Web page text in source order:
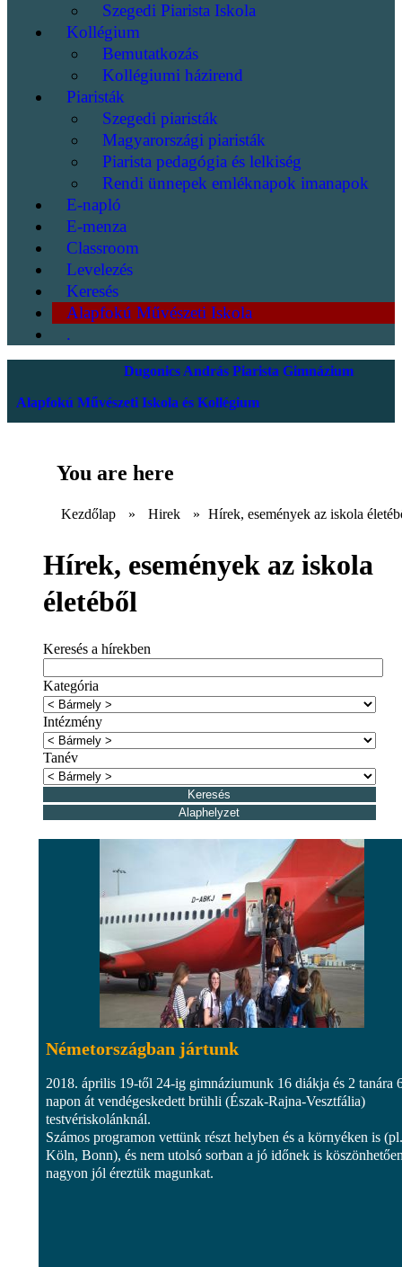
Szegedi Piarista Iskola
Kollégium
Bemutatkozás
Kollégiumi házirend
Piaristák
Szegedi piaristák
Magyarországi piaristák
Piarista pedagógia és lelkiség
Rendi ünnepek emléknapok imanapok
E-napló
E-menza
Classroom
Levelezés
Keresés
Alapfokú Művészeti Iskola
.
Dugonics András Piarista Gimnázium
Alapfokú Művészeti Iskola és Kollégium
You are here
Kezdőlap » Hirek » Hírek, események az iskola
Hírek, események az iskola
életéből
Keresés a hírekben
Kategória
Intézmény
Tanév
Németországban jártunk
2018. április 19-től 24-ig gimnáziumunk 16 diákja és 2 tanára
napon át vendégeskedett brühli (Észak-Rajna-Vesztfália)
testvériskolánknál.
Számos programon vettünk részt helyben és a környéken is (pl.
Köln, Bonn), és nem utolsó sorban a jó időnek is
nagyon jól éreztük magunkat.